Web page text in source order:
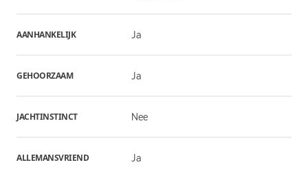
AANHANKELIJK Ja
GEHOORZAAM Ja
JACHTINSTINCT Nee
ALLEMANSVRIEND Ja